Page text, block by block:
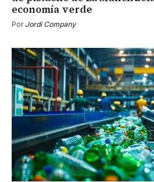
economía verde
Por Jordi Company